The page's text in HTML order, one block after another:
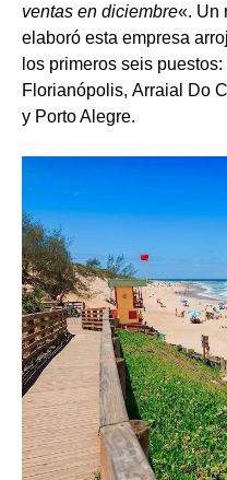
ventas en diciembre«. Un
elaboró esta empresa
los primeros seis
Florianópolis, Arraial Do
y Porto Alegre.